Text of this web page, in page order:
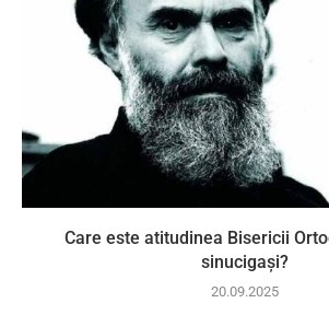
Care este atitudinea Bisericii
sinucigași?
20.09.2025